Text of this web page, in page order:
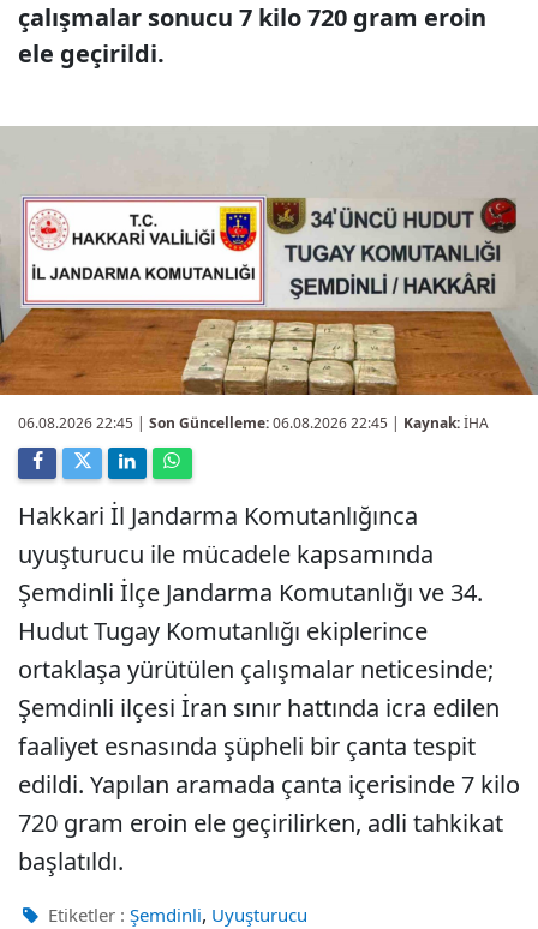
çalışmalar sonucu 7 kilo 720 gram eroin
ele geçirildi.
06.08.2026 22:45 | Son Güncelleme:06.08.2026 22:45 | Kaynak:İHA
Hakkari İl Jandarma Komutanlığınca
uyuşturucu ile mücadele kapsamında
Şemdinli İlçe Jandarma Komutanlığı ve 34.
Hudut Tugay Komutanlığı ekiplerince
ortaklaşa yürütülen çalışmalar neticesinde;
Şemdinli ilçesi İran sınır hattında icra edilen
faaliyet esnasında şüpheli bir çanta tespit
edildi. Yapılan aramada çanta içerisinde 7 kilo
720 gram eroin ele geçirilirken, adli tahkikat
başlatıldı.
Etiketler : Şemdinli, Uyuşturucu